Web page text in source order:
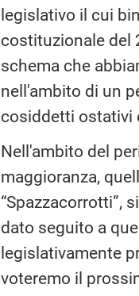
legislativo il cui
costituzionale del
schema che
nell'ambito di un
cosiddetti ostativi
Nell'ambito del
maggioranza,
“Spazzacorrotti”,
dato seguito a
legislativamente
voteremo il